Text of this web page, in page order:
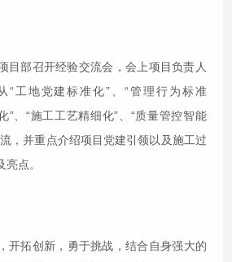
目部召开经验交流会，会上项目负责人
“工地党建标准化”、“管理行为标准
”、“施工工艺精细化”、“质量管控智能
，并重点介绍项目党建引领以及施工过
点。
开拓创新，勇于挑战，结合自身强大的